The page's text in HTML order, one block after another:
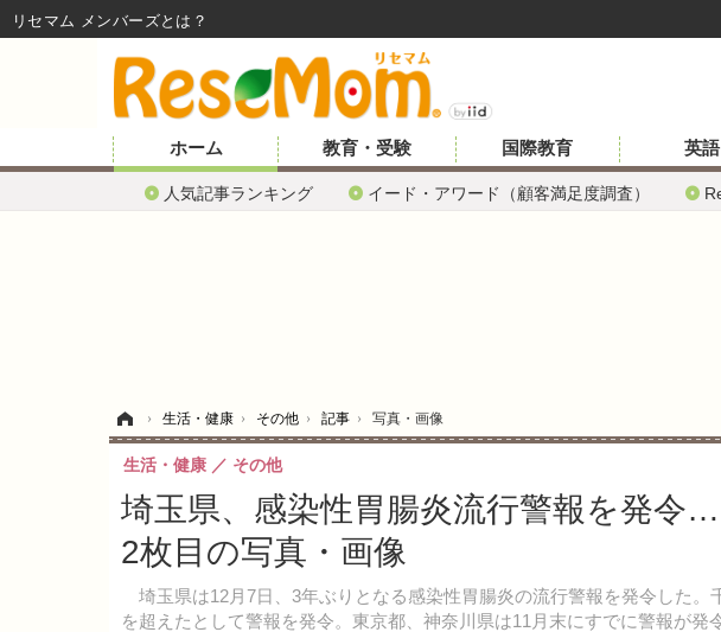
ホーム
人気記事ランキング イード・アワード（顧客満足度調査）
教育・受験 国際教育 英語
› 生活・健康 › その他 › 記事 › 写真・画像
埼玉県、感染性胃腸炎流行警報を発令
2枚目の写真・画像
埼玉県は12月7日、3年ぶりとなる感染性胃腸炎の流行警報を発令した。
を超えたとして警報を発令。東京都、神奈川県は11月末にすでに警報が発
生活・健康 その他
リセマム メンバーズ